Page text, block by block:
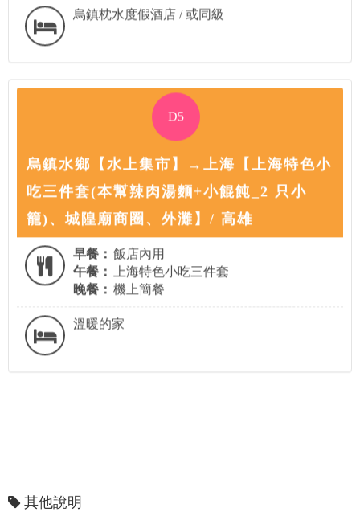
烏鎮枕水度假酒店 / 或同級
D5
烏鎮水鄉【水上集市】→上海【上海特色小
吃三件套(本幫辣肉湯麵+小餛飩_2 只小
籠)、城隍廟商圈、外灘】/ 高雄
早餐： 飯店內用
午餐：
上海特色小吃三件套
晚餐： 機上簡餐
溫暖的家
其他說明